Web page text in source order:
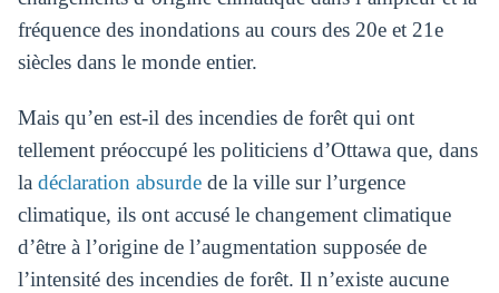
fréquence des inondations au cours des 20e et 21e
siècles dans le monde entier.
Mais qu’en est-il des incendies de forêt qui ont
tellement préoccupé les politiciens d’Ottawa que, dans
la déclaration absurdede la ville sur l’urgence
climatique, ils ont accusé le changement climatique
d’être à l’origine de l’augmentation supposée de
l’intensité des incendies de forêt. Il n’existe aucune